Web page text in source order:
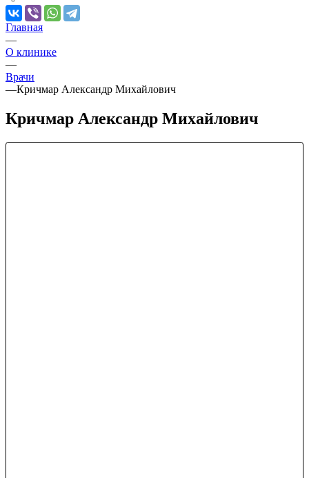
Главная
—
О клинике
—
Врачи
—Кричмар Александр Михайлович
Кричмар Александр Михайлович